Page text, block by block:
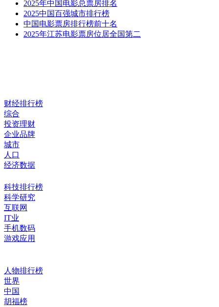
2025年中国电影总票房排名
2025中国百强城市排行榜
中国电影票房排行榜前十名
2025年江苏电影票房位居全国第二
财经排行榜
综合
投资理财
企业品牌
城市
人口
经济数据
科技排行榜
科学研究
互联网
IT业
手机数码
游戏应用
人物排行榜
世界
中国
胡福榜